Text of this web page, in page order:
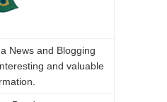
News and Blogging
and valuable